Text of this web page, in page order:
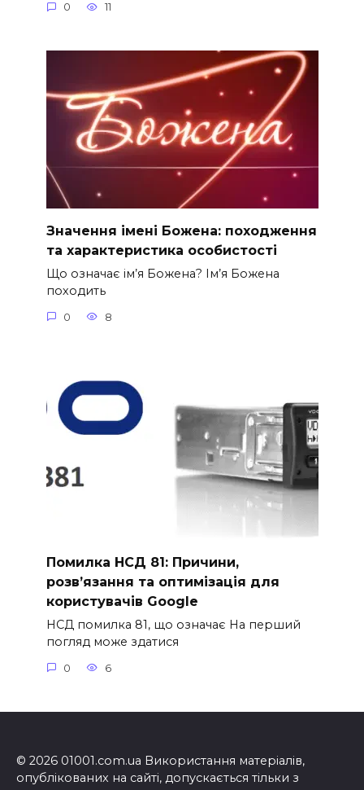
0 11
Значення імені Божена: походження
та характеристика особистості
Що означає ім’я Божена? Ім’я Божена
походить
0 8
Помилка НСД 81: Причини,
розв’язання та оптимізація для
користувачів Google
НСД помилка 81, що означає На перший
погляд може здатися
0 6
© 2026 01001.com.ua Використання матеріалів,
опублікованих на сайті, допускається тільки з